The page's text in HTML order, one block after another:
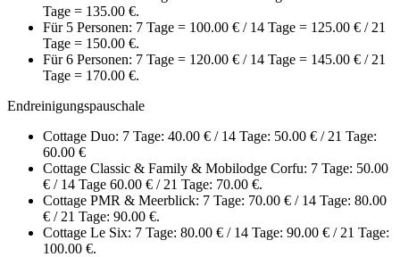
Tage = 135.00 €.
Für 5 Personen: 7 Tage = 100.00 € / 14 Tage = 125.00 € / 21
Tage = 150.00 €.
Für 6 Personen: 7 Tage = 120.00 € / 14 Tage = 145.00 € / 21
Tage = 170.00 €.
Endreinigungspauschale
Cottage Duo: 7 Tage: 40.00 € / 14 Tage: 50.00 € / 21 Tage:
60.00 €
Cottage Classic & Family & Mobilodge Corfu: 7 Tage: 50.00
€ / 14 Tage 60.00 € / 21 Tage: 70.00 €.
Cottage PMR & Meerblick: 7 Tage: 70.00 € / 14 Tage: 80.00
€ / 21 Tage: 90.00 €.
Cottage Le Six: 7 Tage: 80.00 € / 14 Tage: 90.00 € / 21 Tage:
100.00 €.